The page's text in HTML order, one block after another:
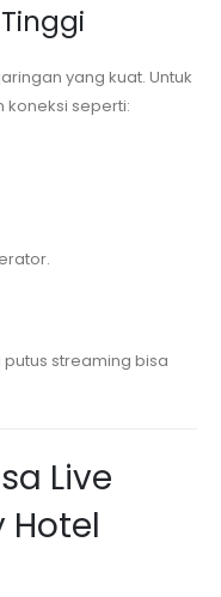
yang kuat. Untuk
koneksi seperti:
streaming bisa
Live
Hotel